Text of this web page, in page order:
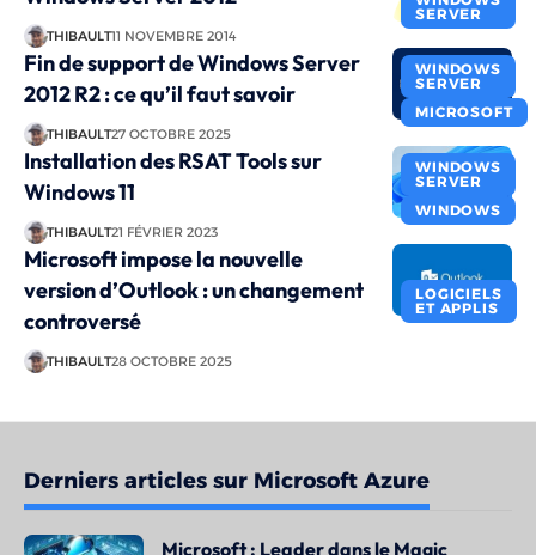
SERVER
THIBAULT11 NOVEMBRE 2014
WINDOWS
SERVER
MICROSOFT
Fin de support de Windows Server
2012 R2 : ce qu’il faut savoir
THIBAULT27 OCTOBRE 2025
WINDOWS
SERVER
WINDOWS
Installation des RSAT Tools sur
Windows 11
THIBAULT21 FÉVRIER 2023
LOGICIELS
ET APPLIS
Microsoft impose la nouvelle
version d’Outlook : un changement
controversé
THIBAULT28 OCTOBRE 2025
Derniers articles sur Microsoft Azure
Microsoft : Leader dans le Magic